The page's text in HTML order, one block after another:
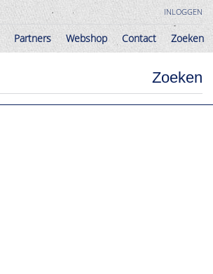
INLOGGEN
Partners Webshop Contact Zoeken